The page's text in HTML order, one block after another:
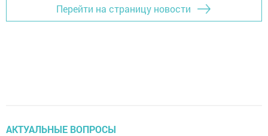
Перейти на страницу новости
АКТУАЛЬНЫЕ ВОПРОСЫ